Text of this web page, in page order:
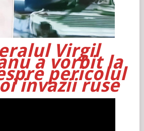
Virgil
a vorbit la
pericolul
invazii ruse